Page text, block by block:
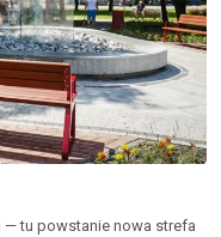
tu powstanie nowa strefa